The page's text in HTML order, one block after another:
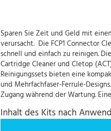
Sparen Sie Zeit und Geld mit
verursacht. Die FCP1 Connector
schnell und einfach zu reinigen.
Cartridge Cleaner und Cletop
Reinigungssets bieten eine
und Mehrfachfaser-Ferrule-
Zugang während der Wartung.
Inhalt des Kits nach